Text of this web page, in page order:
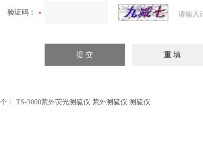
验证码： 请输入
： TS-3000紫外荧光测硫仪 紫外测硫仪 测硫仪